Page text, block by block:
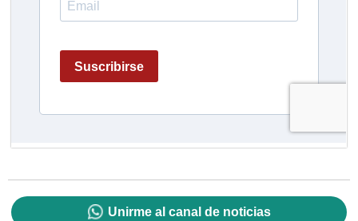
Unirme al canal de noticias